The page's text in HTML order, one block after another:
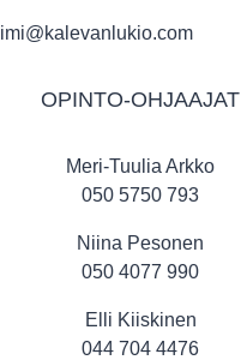
OPINTO-OHJAAJAT
Meri-Tuulia Arkko
050 5750 793
Niina Pesonen
050 4077 990
Elli Kiiskinen
044 704 4476